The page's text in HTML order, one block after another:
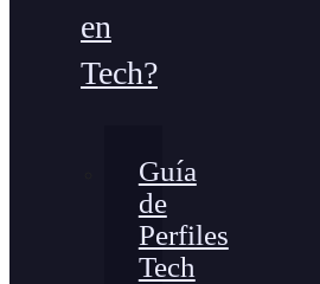
en
Tech?
Guía
de
Perfiles
Tech